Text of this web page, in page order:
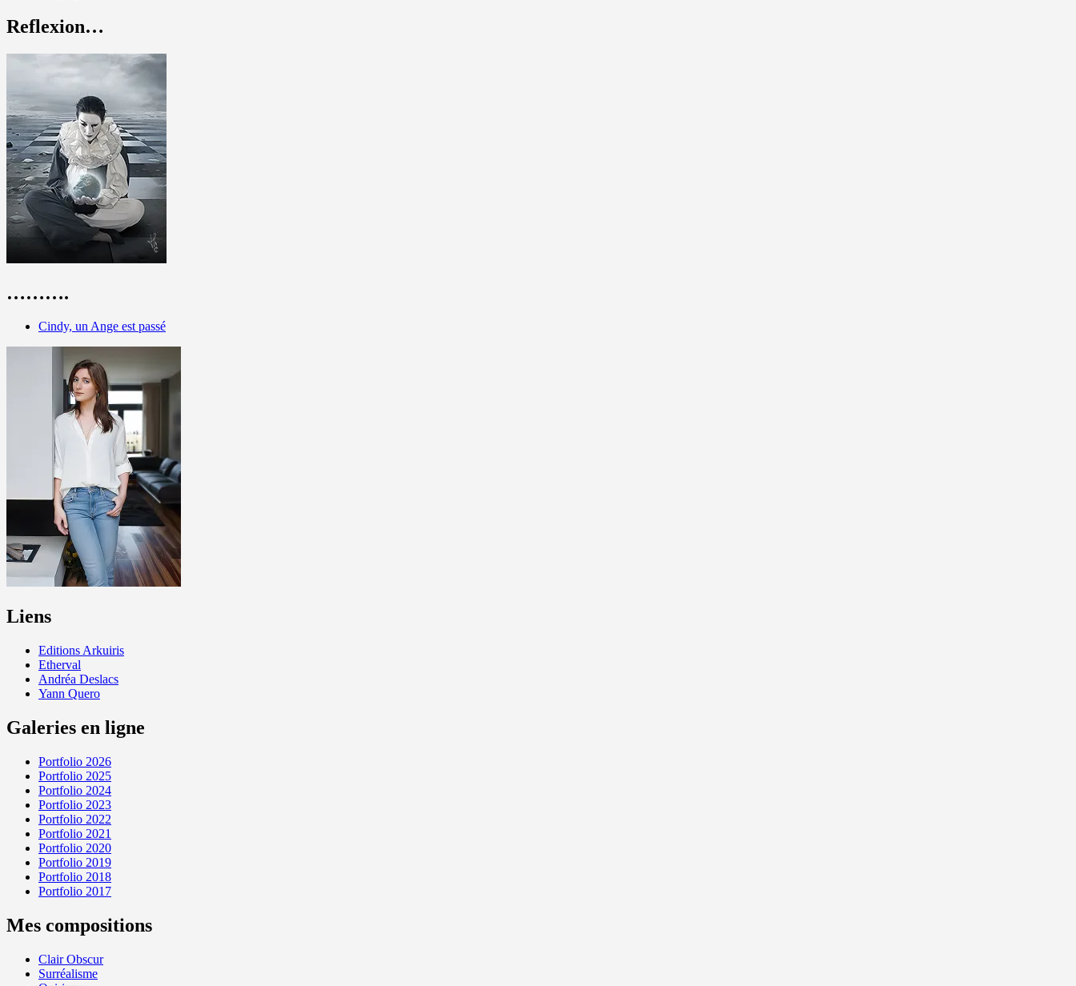
Reflexion…
……….
Cindy, un Ange est passé
Liens
Editions Arkuiris
Etherval
Andréa Deslacs
Yann Quero
Galeries en ligne
Portfolio 2026
Portfolio 2025
Portfolio 2024
Portfolio 2023
Portfolio 2022
Portfolio 2021
Portfolio 2020
Portfolio 2019
Portfolio 2018
Portfolio 2017
Mes compositions
Clair Obscur
Surréalisme